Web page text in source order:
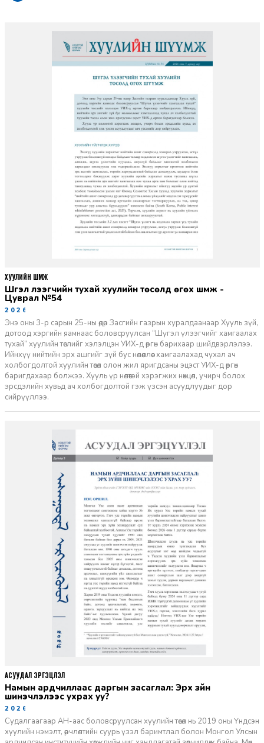
Шүгэл үлээгчийн тухай хуулийн төсөлд өгөх шүүмж -
Цуврал №54
2026-07-27
Энэ оны 3-р сарын 25-ны өдөр Засгийн газрын хуралдаанаар Хууль зүй,
дотоод хэргийн яамнаас боловсруулсан “Шүгэл үлээгчийг хамгаалах
тухай” хуулийн төслийг хэлэлцэн УИХ-д өргөн барихаар шийдвэрлэлээ.
Ийнхүү нийтийн эрх ашгийг зүй бус нөлөөллөөс хамгаалахад чухал ач
холбогдолтой хуулийн төсөл олон жил яригдсаны эцэст УИХ-д өргөн
баригдахаар болжээ. Хууль үр нөлөөтэй хэрэгжих нөхцөл, учирч болох
эрсдэлийн хувьд ач холбогдолтой гэж үзсэн асуудлуудыг дор
сийрүүллээ.
ХУУЛИЙН ШҮҮМЖ
Намын ардчиллаас даргын засаглал: Эрх зүйн
шинэчлэлээс ухрах уу?
2026-07-08
Судалгаагаар АН-аас боловсруулсан хуулийн төсөл нь 2019 оны Үндсэн
хуулийн нэмэлт, өөрчлөлтийн суурь үзэл баримтлал болон Монгол Улсын
АСУУДАЛ ЭРГЭЦҮҮЛЭЛ